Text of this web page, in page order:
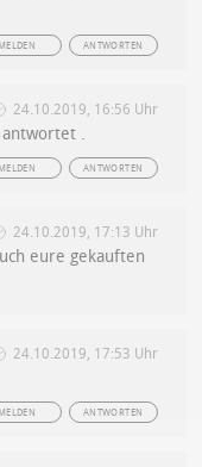
ANTWORTEN
MELDEN
24.10.2019, 16:56 Uhr
.
ANTWORTEN
MELDEN
24.10.2019, 17:13 Uhr
eure gekauften
24.10.2019, 17:53 Uhr
ANTWORTEN
MELDEN